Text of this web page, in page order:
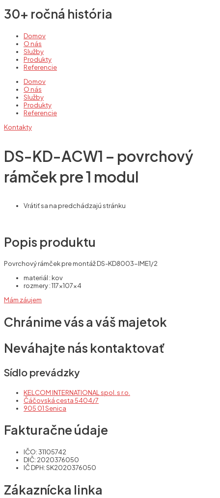
30+ ročná história
Domov
O nás
Služby
Produkty
Referencie
Domov
O nás
Služby
Produkty
Referencie
Kontakty
DS-KD-ACW1 – povrchový
rámček pre 1 modul
Vrátiť sa na predchádzajú stránku
Popis produktu
Povrchový rámček pre montáž DS-KD8003-IME1/2
materiál : kov
rozmery : 117x107x4
Mám záujem
Chránime vás a váš majetok
Neváhajte nás kontaktovať
Sídlo prevádzky
KELCOM INTERNATIONAL spol. s r.o.
Čáčovská cesta 5404/7
905 01 Senica
Fakturačne údaje
IČO: 31105742
DIČ: 2020376050
IČ DPH: SK2020376050
Zákaznícka linka